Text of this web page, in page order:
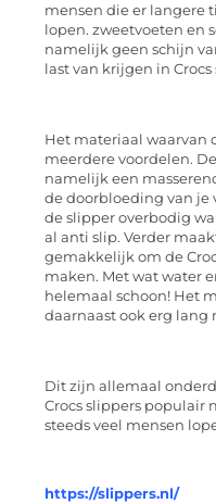
mensen die er langere
lopen. zweetvoeten en
namelijk geen schijn
last van krijgen in Crocs
Het materiaal waarvan
meerdere voordelen.
namelijk een
de doorbloeding van je
de slipper overbodig
al anti slip. Verder
gemakkelijk om de
maken. Met wat water
helemaal schoon! Het
daarnaast ook erg lang
Dit zijn allemaal
Crocs slippers populair
steeds veel mensen
https://slippers.nl/